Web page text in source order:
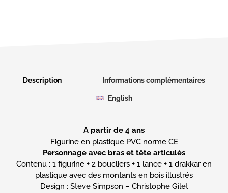
Description Informations complémentaires
English
A partir de 4 ans
Figurine en plastique PVC norme CE
Personnage avec bras et tête articulés
Contenu : 1 figurine + 2 boucliers + 1 lance + 1 drakkar en
plastique avec des montants en bois illustrés
Design : Steve Simpson – Christophe Gilet